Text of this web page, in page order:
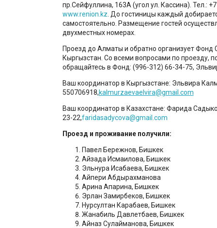
пр.Сейфуллина, 163А (угол ул. Кассина). Тел.:
www.renion.kz . До гостиницы каждый
самостоятельно. Размещение гостей
двухместных номерах.
Проезд до Алматы и обратно организует Фонд
Кыргызстан. Со всеми вопросами по проезду,
обращайтесь в Фонд: (996-312) 66-34-75,
Ваш координатор в Кыргызстане: Эльвира
550706918,kalmurzaevaelvira@gmail.com
Ваш координатор в Казахстане: Фарида
23-22,faridasadycova@gmail.com
Проезд и проживание получили:
Павел Бережнов, Бишкек
Айзада Исмаилова, Бишкек
Эльнура Исабаева, Бишкек
Айпери Абдырахманова
Арина Апарина, Бишкек
Эрлан Замирбеков, Бишкек
Нурсултан Карабаев, Бишкек
Жанабиль Давлетбаев, Бишкек
Айназ Сулайманова, Бишкек